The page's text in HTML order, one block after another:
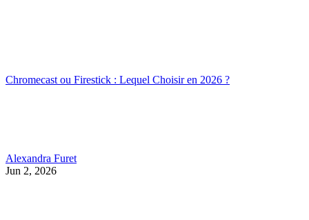
Chromecast ou Firestick : Lequel Choisir en 2026 ?
Alexandra Furet
Jun 2, 2026